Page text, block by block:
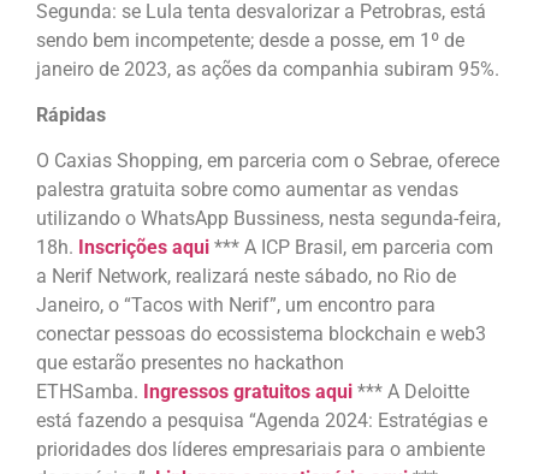
Segunda: se Lula tenta desvalorizar a Petrobras, está
sendo bem incompetente; desde a posse, em 1º de
janeiro de 2023, as ações da companhia subiram 95%.
Rápidas
O Caxias Shopping, em parceria com o Sebrae, oferece
palestra gratuita sobre como aumentar as vendas
utilizando o WhatsApp Bussiness, nesta segunda-feira,
18h. Inscrições aqui *** A ICP Brasil, em parceria com
a Nerif Network, realizará neste sábado, no Rio de
Janeiro, o “Tacos with Nerif”, um encontro para
conectar pessoas do ecossistema blockchain e web3
que estarão presentes no hackathon
ETHSamba. Ingressos gratuitos aqui *** A Deloitte
está fazendo a pesquisa “Agenda 2024: Estratégias e
prioridades dos líderes empresariais para o ambiente